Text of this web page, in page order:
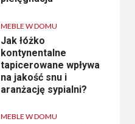
MEBLE W DOMU
Jak łóżko
kontynentalne
tapicerowane wpływa
na jakość snu i
aranżację sypialni?
MEBLE W DOMU